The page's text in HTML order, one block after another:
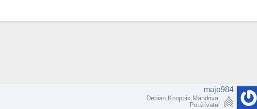
majo984
Debian,Knoppix,Mandriva
Používateľ